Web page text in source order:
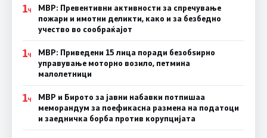
1Ч
МВР: Превентивни активности за спречување
пожари и имотни деликти, како и за безбедно
учество во сообраќајот
1Ч
МВР: Приведени 15 лица поради безобѕирно
управување моторно возило, петмина
малолетници
1Ч
МВР и Бирото за јавни набавки потпишаа
меморандум за поефикасна размена на податоци
и заедничка борба против корупцијата